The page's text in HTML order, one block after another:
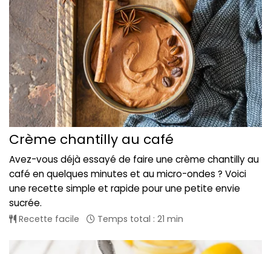
Crème chantilly au café
Avez-vous déjà essayé de faire une crème chantilly au
café en quelques minutes et au micro-ondes ? Voici
une recette simple et rapide pour une petite envie
sucrée.
Recette facile Temps total : 21 min